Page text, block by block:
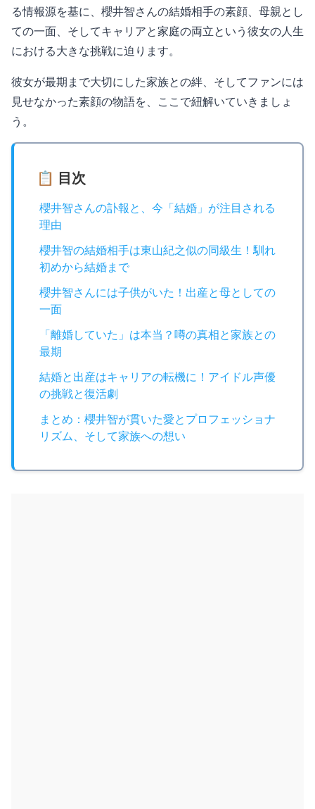
る情報源を基に、櫻井智さんの結婚相手の素顔、母親とし
ての一面、そしてキャリアと家庭の両立という彼女の人生
における大きな挑戦に迫ります。
彼女が最期まで大切にした家族との絆、そしてファンには
見せなかった素顔の物語を、ここで紐解いていきましょ
う。
📋 目次
櫻井智さんの訃報と、今「結婚」が注目される
理由
櫻井智の結婚相手は東山紀之似の同級生！馴れ
初めから結婚まで
櫻井智さんには子供がいた！出産と母としての
一面
「離婚していた」は本当？噂の真相と家族との
最期
結婚と出産はキャリアの転機に！アイドル声優
の挑戦と復活劇
まとめ：櫻井智が貫いた愛とプロフェッショナ
リズム、そして家族への想い